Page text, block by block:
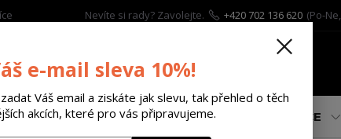
Nevíte si rady? Zavolejte. +420 702 136 620 (Po-
DÁRKOVÉ POUKAZY % AKCE
e-mail sleva 10%!
Váš email a ziskáte jak slevu, tak přehled o těch
akcích, které pro vás připravujeme.